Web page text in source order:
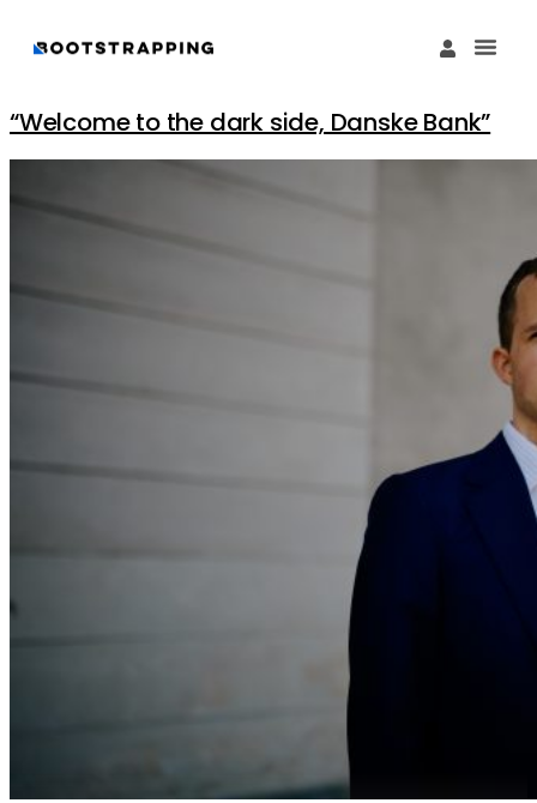
“Welcome to the dark side, Danske Bank”